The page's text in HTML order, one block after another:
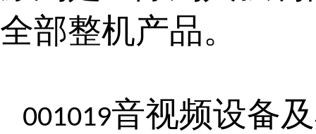
全部整机产品。
001019音视频设备